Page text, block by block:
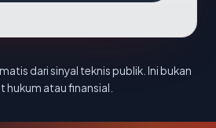
dari sinyal teknis publik. Ini bukan
hukum atau finansial.